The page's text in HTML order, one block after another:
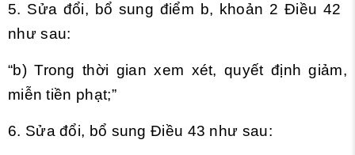
5. Sửa đổi, bổ sung điểm b, khoản 2 Điều 42
như sau:
“b) Trong thời gian xem xét, quyết định giảm,
miễn tiền phạt;”
6. Sửa đổi, bổ sung Điều 43 như sau: